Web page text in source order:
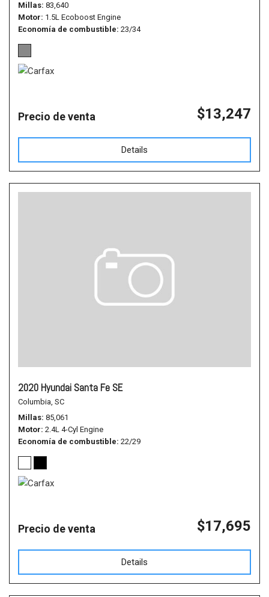
Millas 83,640
Motor 1.5L Ecoboost Engine
Economía de combustible 23/34
Precio de venta $13,247
Details
2020 Hyundai Santa Fe SE
Columbia, SC
Millas 85,061
Motor 2.4L 4-Cyl Engine
Economía de combustible 22/29
Precio de venta $17,695
Details